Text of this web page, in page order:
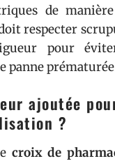
de
respecter
pour
panne
ajoutée
?
croix de